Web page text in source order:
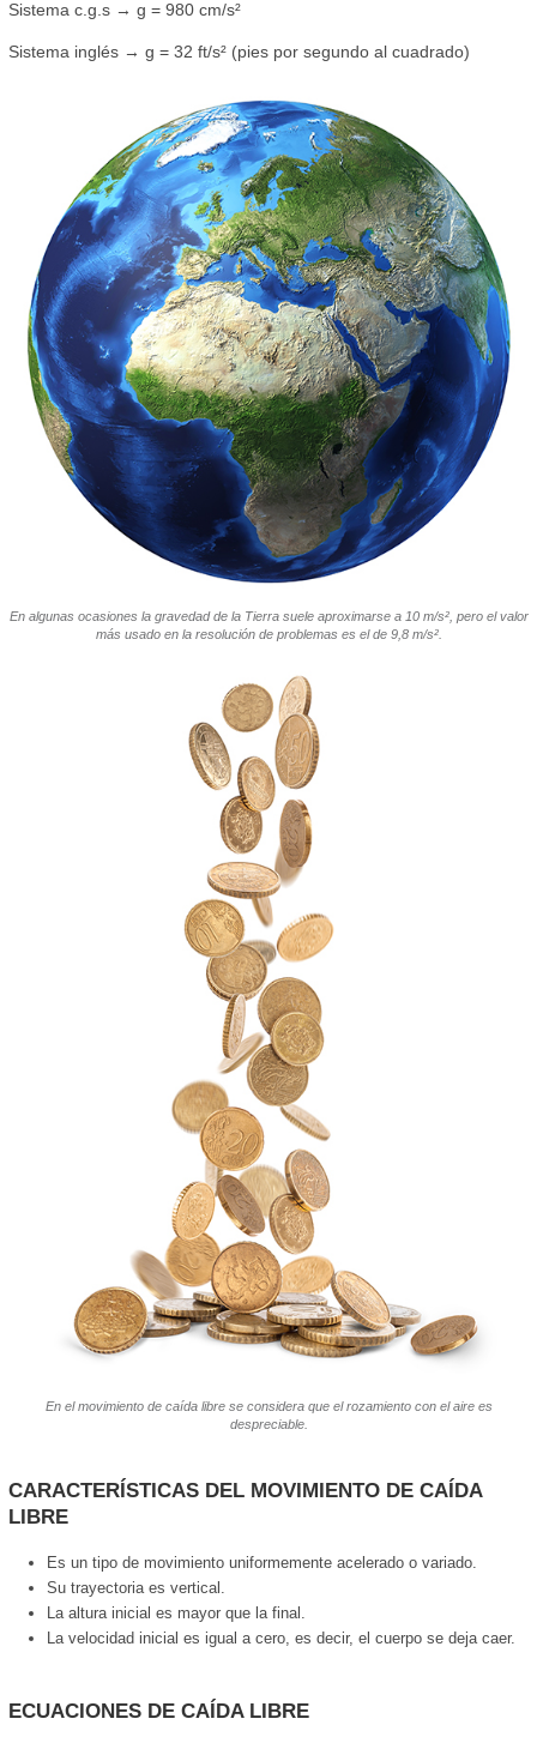
Sistema c.g.s → g = 980 cm/s²
Sistema inglés → g = 32 ft/s² (pies por segundo al cuadrado)
En algunas ocasiones la gravedad de la Tierra suele aproximarse a 10 m/s², pero el valor
más usado en la resolución de problemas es el de 9,8 m/s².
En el movimiento de caída libre se considera que el rozamiento con el aire es
despreciable.
CARACTERÍSTICAS DEL MOVIMIENTO DE CAÍDA
LIBRE
Es un tipo de movimiento uniformemente acelerado o variado.
Su trayectoria es vertical.
La altura inicial es mayor que la final.
La velocidad inicial es igual a cero, es decir, el cuerpo se deja caer.
ECUACIONES DE CAÍDA LIBRE